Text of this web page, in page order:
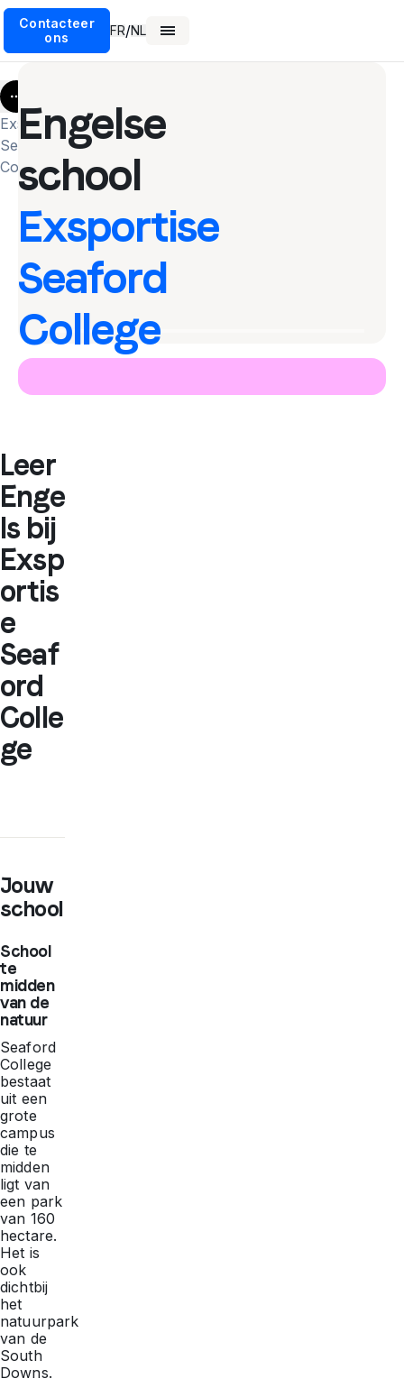
Contacteer
ons
FR/NL
More
Exsportise
Seaford
College
Engelse
school
Exsportise
Seaford
College
Leer
Enge
ls bij
Exsp
ortis
e
Seaf
ord
Colle
ge
Jouw
school
School
te
midden
van de
natuur
Seaford
College
bestaat
uit een
grote
campus
die te
midden
ligt van
een park
van 160
hectare.
Het is
ook
dichtbij
het
natuurpark
van de
South
Downs.